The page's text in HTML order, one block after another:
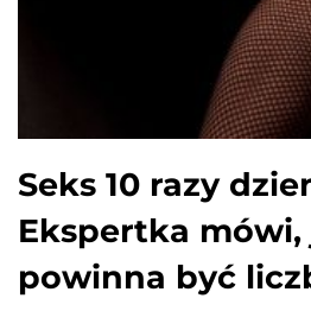
Seks 10 razy
Ekspertka mówi,
powinna być